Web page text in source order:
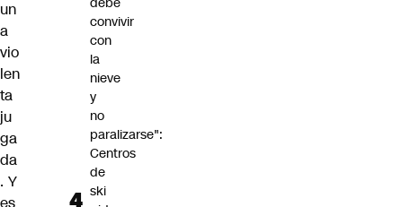
un
a
vio
len
ta
ju
ga
da
. Y
es
convivir
con
la
nieve
y
no
paralizarse":
Centros
de
ski